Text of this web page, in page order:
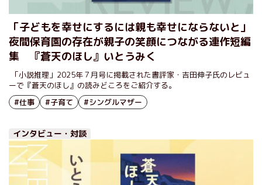
「子どもを幸せにするには親も幸せにならないと」
夜間保育園の存在が親子の笑顔につながる連作短編
集 『蒼天のほし』いとうみく
​ 「小説推理」2025年７月号に掲載された書評家・吉田伸子氏のレビュ
ーで『蒼天のほし』の読みどころをご紹介する。
#仕事
#子育て #シングルマザー
インタビュー・対談